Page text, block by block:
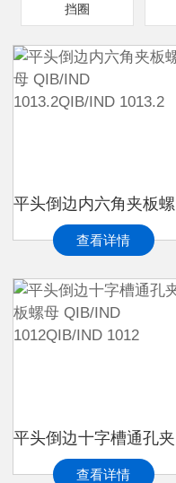
挡圈
查看详情
查看详情